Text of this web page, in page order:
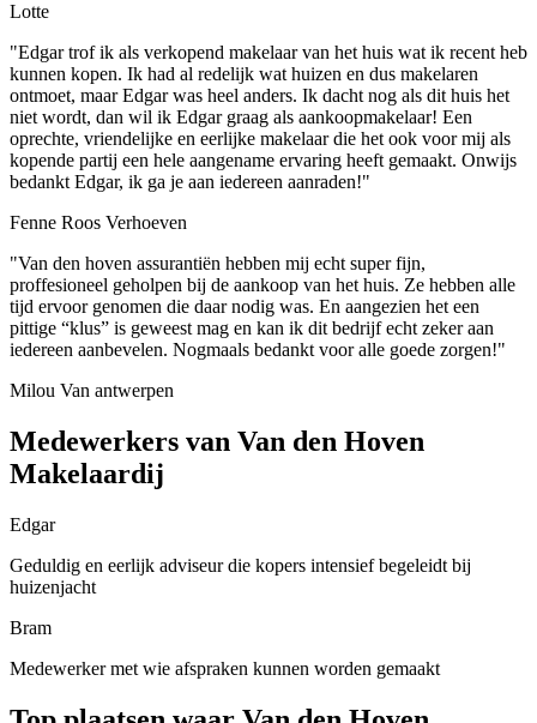
Lotte
"Edgar trof ik als verkopend makelaar van het huis wat ik recent heb
kunnen kopen. Ik had al redelijk wat huizen en dus makelaren
ontmoet, maar Edgar was heel anders. Ik dacht nog als dit huis het
niet wordt, dan wil ik Edgar graag als aankoopmakelaar! Een
oprechte, vriendelijke en eerlijke makelaar die het ook voor mij als
kopende partij een hele aangename ervaring heeft gemaakt. Onwijs
bedankt Edgar, ik ga je aan iedereen aanraden!"
Fenne Roos Verhoeven
"Van den hoven assurantiën hebben mij echt super fijn,
proffesioneel geholpen bij de aankoop van het huis. Ze hebben alle
tijd ervoor genomen die daar nodig was. En aangezien het een
pittige “klus” is geweest mag en kan ik dit bedrijf echt zeker aan
iedereen aanbevelen. Nogmaals bedankt voor alle goede zorgen!"
Milou Van antwerpen
Medewerkers van Van den Hoven
Makelaardij
Edgar
Geduldig en eerlijk adviseur die kopers intensief begeleidt bij
huizenjacht
Bram
Medewerker met wie afspraken kunnen worden gemaakt